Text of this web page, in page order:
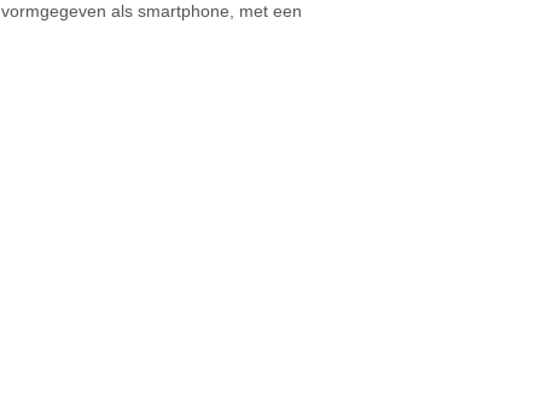
als smartphone, met een